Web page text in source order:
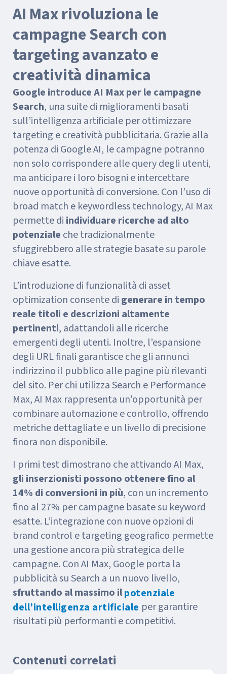
AI Max rivoluziona le
campagne Search con
targeting avanzato e
creatività dinamica
Google introduceAI Max per le campagne
Search, una suite di miglioramenti basati
sull’intelligenza artificiale per ottimizzare
targeting e creatività pubblicitaria. Grazie alla
potenza di Google AI, le campagne potranno
non solo corrispondere alle query degli utenti,
ma anticipare i loro bisogni e intercettare
nuove opportunità di conversione. Con l’uso di
broad match e keywordless technology, AI Max
permette di individuare ricerche ad alto
potenziale che tradizionalmente
sfuggirebbero alle strategie basate su parole
chiave esatte.
L’introduzione di funzionalità di asset
optimization consente di generare in tempo
reale titoli e descrizioni altamente
pertinenti, adattandoli alle ricerche
emergenti degli utenti. Inoltre, l’espansione
degli URL finali garantisce che gli annunci
indirizzino il pubblico alle pagine più rilevanti
del sito. Per chi utilizza Search e Performance
Max, AI Max rappresenta un'opportunità per
combinare automazione e controllo, offrendo
metriche dettagliate e un livello di precisione
finora non disponibile.
I primi test dimostrano che attivando AI Max,
gli inserzionisti possono ottenere fino al
14% di conversioni in più, con un incremento
fino al 27% per campagne basate su keyword
esatte. L’integrazione con nuove opzioni di
brand control e targeting geografico permette
una gestione ancora più strategica delle
campagne. Con AI Max, Google porta la
pubblicità su Search a un nuovo livello,
sfruttando al massimo ilpotenziale
dell’intelligenza artificiale per garantire
risultati più performanti e competitivi.
Contenuti correlati